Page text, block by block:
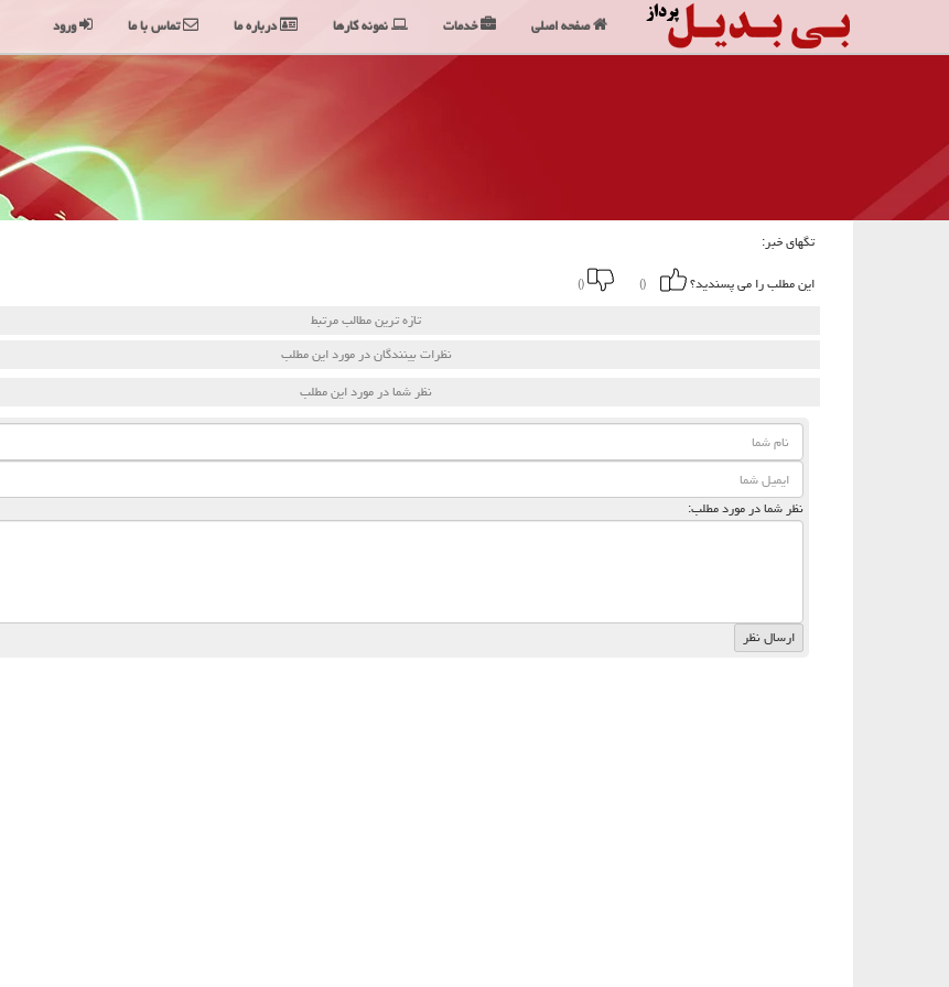
تگهای خبر:
این مطلب را می پسندید؟
()
()
تازه ترین مطالب مرتبط
نظرات بینندگان در مورد این مطلب
نظر شما در مورد این مطلب
نظر شما در مورد مطلب:
صفحه اصلی خدمات نمونه کارها درباره ما تماس با ما ورود